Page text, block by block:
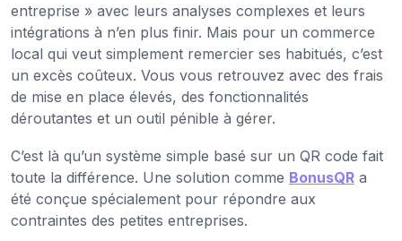
entreprise » avec leurs analyses complexes et leurs
intégrations à n’en plus finir. Mais pour un commerce
local qui veut simplement remercier ses habitués, c’est
un excès coûteux. Vous vous retrouvez avec des frais
de mise en place élevés, des fonctionnalités
déroutantes et un outil pénible à gérer.
C’est là qu’un système simple basé sur un QR code fait
toute la différence. Une solution comme BonusQR a
été conçue spécialement pour répondre aux
contraintes des petites entreprises.